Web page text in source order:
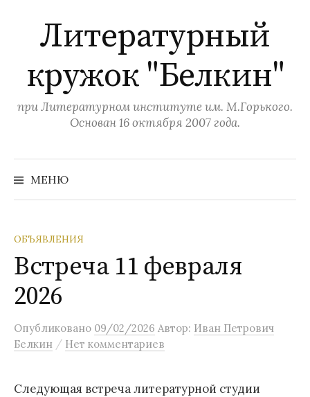
т
с
о
д
р
и
м
о
м
у
Литературный
кружок "Белкин"
при Литературном институте им. М.Горького.
Основан 16 октября 2007 года.
МЕНЮ
ОБЪЯВЛЕНИЯ
Встреча 11 февраля
2026
Опубликовано 09/02/2026 Автор: Иван Петрович
Белкин / Нет комментариев
Следующая встреча литературной студии